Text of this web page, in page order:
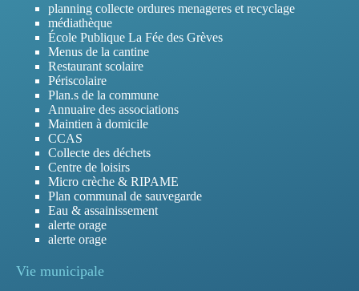
planning collecte ordures menageres et recyclage
médiathèque
École Publique La Fée des Grèves
Menus de la cantine
Restaurant scolaire
Périscolaire
Plan.s de la commune
Annuaire des associations
Maintien à domicile
CCAS
Collecte des déchets
Centre de loisirs
Micro crèche & RIPAME
Plan communal de sauvegarde
Eau & assainissement
alerte orage
alerte orage
Vie municipale